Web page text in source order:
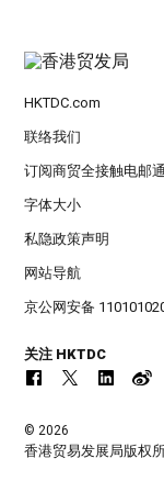
HKTDC.com
联络我们
订阅商贸全接触电邮
字体大小
私隐政策声明
网站导航
京公网安备
关注 HKTDC
© 2026
香港贸易发展局版权